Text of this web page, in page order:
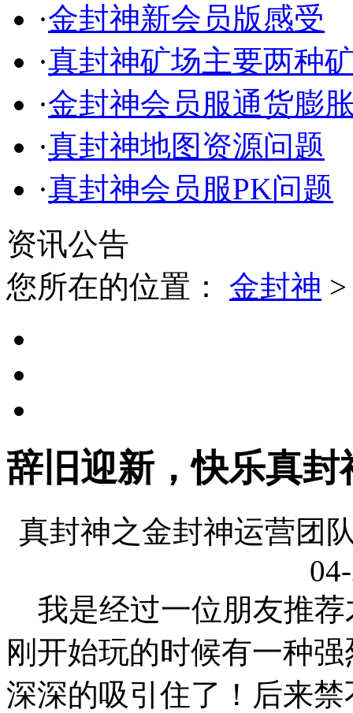
·金封神新会员版感受
·真封神矿场主要两种
·金封神会员服通货膨
·真封神地图资源问题
·真封神会员服PK问题
资讯公告
您所在的位置： 金封神
辞旧迎新，快乐真封
真封神之金封神运营团
我是经过一位朋友推荐
刚开始玩的时候有一种
深深的吸引住了！后来